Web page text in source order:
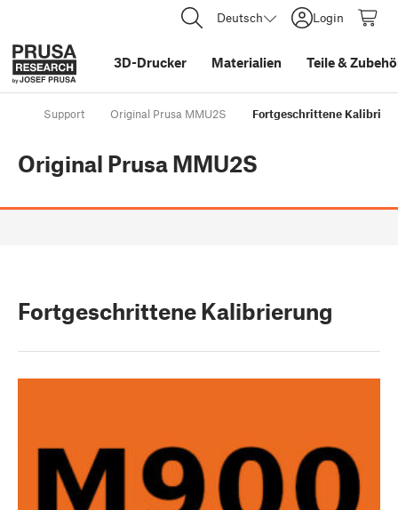
Deutsch Login
3D-Drucker Materialien Teile&
Support Original Prusa MMU2S Fortgeschrittene
Original Prusa MMU2S
Fortgeschrittene Kalibrierung